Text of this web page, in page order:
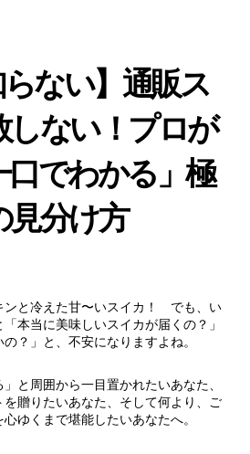
らない】通販ス
しない！プロが
口でわかる」極
見分け方
ンと冷えた甘〜いスイカ！ でも、い
本当に美味しいスイカが届くの？」
の？」と、不安になりますよね。
」と周囲から一目置かれたいあなた、
贈りたいあなた、そして何より、ご
ゆくまで堪能したいあなたへ。